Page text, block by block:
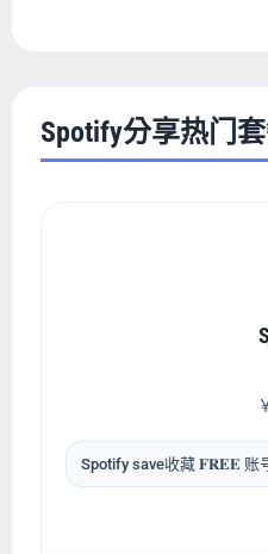
Spotify分享热门
Spotify save收藏 𝐅𝐑𝐄𝐄 账